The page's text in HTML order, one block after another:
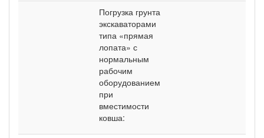
Погрузка грунта
экскаваторами
типа «прямая
лопата» с
нормальным
рабочим
оборудованием
при
вместимости
ковша: